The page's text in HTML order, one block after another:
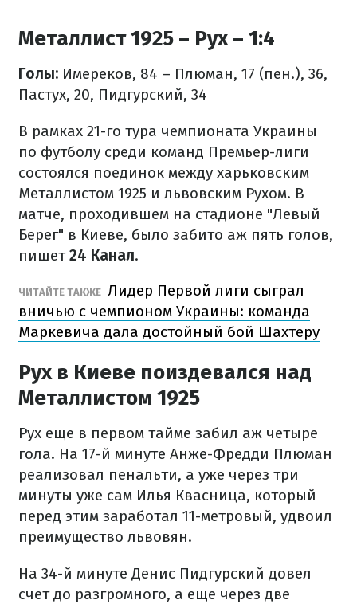
Металлист 1925 – Рух – 1:4
Голы: Имереков, 84 – Плюман, 17 (пен.), 36,
Пастух, 20, Пидгурский, 34
В рамках 21-го тура чемпионата Украины
по футболу среди команд Премьер-лиги
состоялся поединок между харьковским
Металлистом 1925 и львовским Рухом. В
матче, проходившем на стадионе "Левый
Берег" в Киеве, было забито аж пять голов,
пишет24 Канал.
ЧИТАЙТЕ ТАКЖЕ Лидер Первой лиги сыграл
вничью с чемпионом Украины: команда
Маркевича дала достойный бой Шахтеру
Рух в Киеве поиздевался над
Металлистом 1925
Рух еще в первом тайме забил аж четыре
гола. На 17-й минуте Анже-Фредди Плюман
реализовал пенальти, а уже через три
минуты уже сам Илья Квасница, который
перед этим заработал 11-метровый, удвоил
преимущество львовян.
На 34-й минуте Денис Пидгурский довел
счет до разгромного, а еще через две